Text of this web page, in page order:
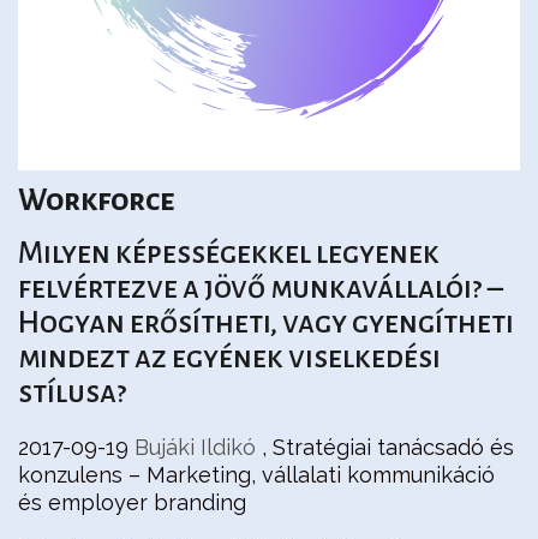
Workforce
Milyen képességekkel legyenek
felvértezve a jövő munkavállalói? –
Hogyan erősítheti, vagy gyengítheti
mindezt az egyének viselkedési
stílusa?
2017-09-19 Bujáki Ildikó , Stratégiai tanácsadó és
konzulens – Marketing, vállalati kommunikáció
és employer branding